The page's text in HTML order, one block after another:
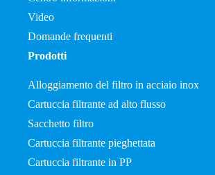
Video
Domande frequenti
Prodotti
Alloggiamento del filtro in acciaio inox
Cartuccia filtrante ad alto flusso
Sacchetto filtro
Cartuccia filtrante pieghettata
Cartuccia filtrante in PP